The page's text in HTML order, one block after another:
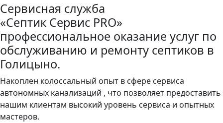
Сервисная служба
«Септик Сервис PRO»
профессиональное оказание услуг по
обслуживанию и ремонту септиков в
Голицыно.
Накоплен колоссальный опыт в сфере сервиса
автономных канализаций , что позволяет предоставить
нашим клиентам высокий уровень сервиса и опытных
мастеров.